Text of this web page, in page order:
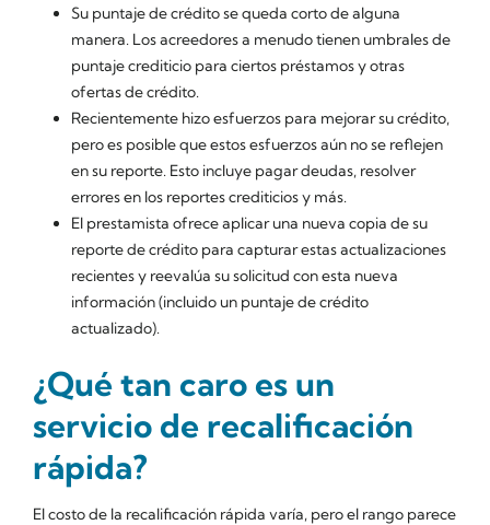
Su puntaje de crédito se queda corto de alguna
manera. Los acreedores a menudo tienen umbrales de
puntaje crediticio para ciertos préstamos y otras
ofertas de crédito.
Recientemente hizo esfuerzos para mejorar su crédito,
pero es posible que estos esfuerzos aún no se reflejen
en su reporte. Esto incluye pagar deudas, resolver
errores en los reportes crediticios y más.
El prestamista ofrece aplicar una nueva copia de su
reporte de crédito para capturar estas actualizaciones
recientes y reevalúa su solicitud con esta nueva
información (incluido un puntaje de crédito
actualizado).
¿Qué tan caro es un
servicio de recalificación
rápida?
El costo de la recalificación rápida varía, pero el rango parece